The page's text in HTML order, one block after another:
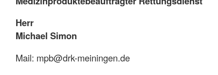
Herr
Michael Simon
Mail: mpb@drk-meiningen.de